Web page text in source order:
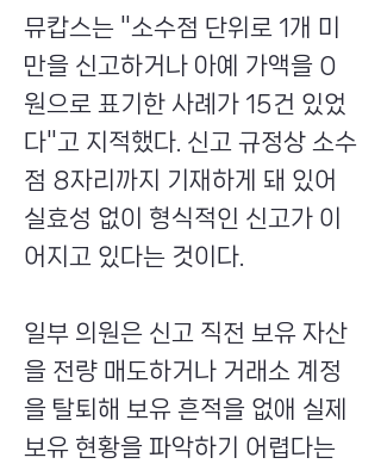
뮤캅스는 "소수점 단위로 1개 미
만을 신고하거나 아예 가액을 0
원으로 표기한 사례가 15건 있었
다"고 지적했다. 신고 규정상 소수
점 8자리까지 기재하게 돼 있어
실효성 없이 형식적인 신고가 이
어지고 있다는 것이다.
일부 의원은 신고 직전 보유 자산
을 전량 매도하거나 거래소 계정
을 탈퇴해 보유 흔적을 없애 실제
보유 현황을 파악하기 어렵다는